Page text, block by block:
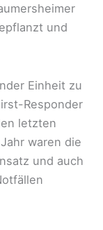
und
Einheit zu
Responder
letzten
waren die
und auch